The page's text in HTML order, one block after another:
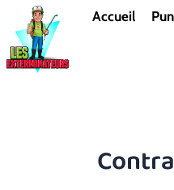
contenu
Accueil